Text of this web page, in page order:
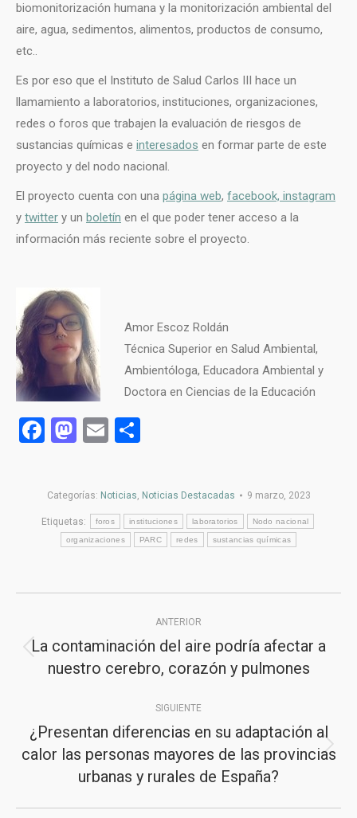
biomonitorización humana y la monitorización ambiental del
aire, agua, sedimentos, alimentos, productos de consumo,
etc..
Es por eso que el Instituto de Salud Carlos III hace un
llamamiento a laboratorios, instituciones, organizaciones,
redes o foros que trabajen la evaluación de riesgos de
sustancias químicas e interesados en formar parte de este
proyecto y del nodo nacional.
El proyecto cuenta con una página web, facebook, instagram
y twitter y un boletín en el que poder tener acceso a la
información más reciente sobre el proyecto.
Amor Escoz Roldán
Técnica Superior en Salud Ambiental,
Ambientóloga, Educadora Ambiental y
Doctora en Ciencias de la Educación
Facebook
Mastodon
Email
Categorías: Noticias, Noticias Destacadas 9 marzo, 2023
Etiquetas: foros instituciones laboratorios Nodo nacional
organizaciones PARC redes sustancias químicas
entre
publicaciones
ANTERIOR
Publicación
anterior:
La contaminación del aire podría afectar a
nuestro cerebro, corazón y pulmones
SIGUIENTE
Publicación
siguiente:
¿Presentan diferencias en su adaptación al
calor las personas mayores de las provincias
urbanas y rurales de España?